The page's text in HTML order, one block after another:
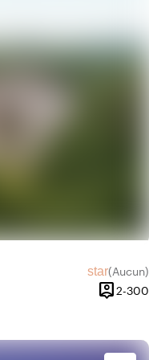
star(Aucun)
Aucun
person_pin2-300